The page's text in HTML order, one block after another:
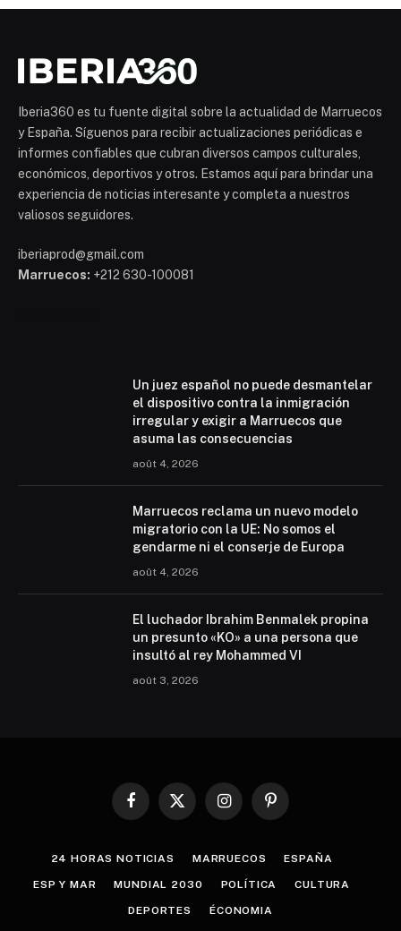
Iberia360 es tu fuente digital sobre la actualidad de Marruecos
y España. Síguenos para recibir actualizaciones periódicas e
informes confiables que cubran diversos campos culturales,
económicos, deportivos y otros. Estamos aquí para brindar una
experiencia de noticias interesante y completa a nuestros
valiosos seguidores.
iberiaprod@gmail.com
Marruecos: +212 630-100081
Un juez español no puede desmantelar
el dispositivo contra la inmigración
irregular y exigir a Marruecos que
asuma las consecuencias
août 4, 2026
Marruecos reclama un nuevo modelo
migratorio con la UE: No somos el
gendarme ni el conserje de Europa
août 4, 2026
El luchador Ibrahim Benmalek propina
un presunto «KO» a una persona que
insultó al rey Mohammed VI
août 3, 2026
Facebook
X
InstagramPinterest
24 HORAS NOTICIAS MARRUECOS ESPAÑA
ESP Y MAR MUNDIAL 2030 POLÍTICA CULTURA
DEPORTES ÉCONOMIA